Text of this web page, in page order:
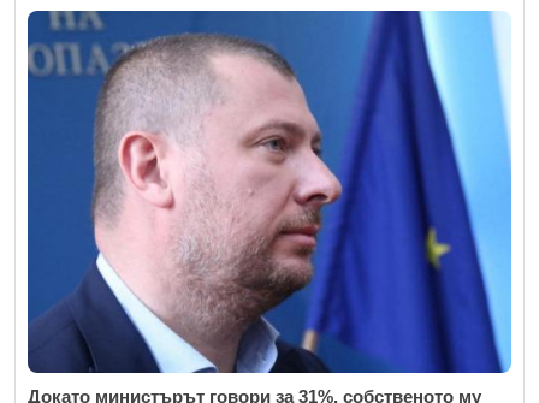
Докато министърът говори за 31%, собственото му